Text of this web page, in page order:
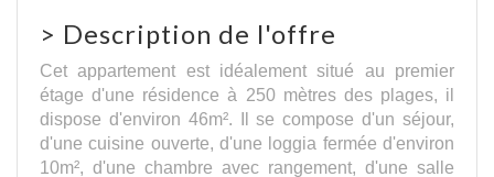
> Description de l'offre
Cet appartement est idéalement situé au premier
étage d'une résidence à 250 mètres des plages, il
dispose d'environ 46m². Il se compose d'un séjour,
d'une cuisine ouverte, d'une loggia fermée d'environ
10m², d'une chambre avec rangement, d'une salle